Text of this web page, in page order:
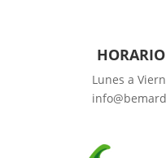
Lunes a